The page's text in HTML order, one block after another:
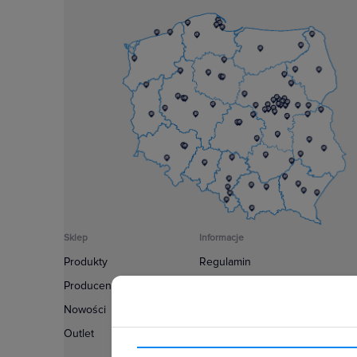
Sklep
Produkty
Producenci
Nowości
Outlet
Informacje
Regulamin